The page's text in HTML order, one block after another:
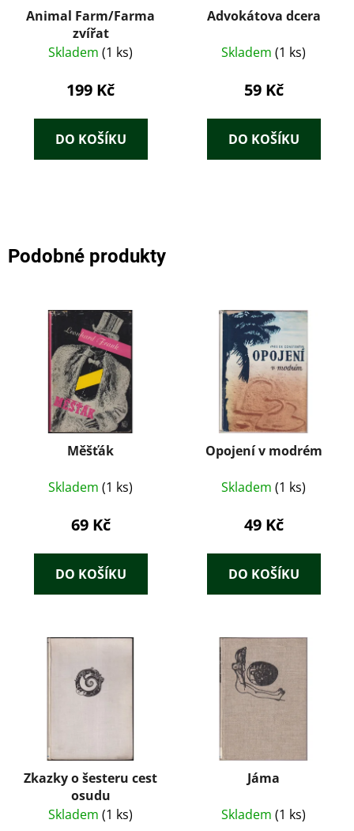
Animal Farm/Farma
zvířat
Skladem (1 ks)
199 Kč
DO KOŠÍKU
Advokátova dcera
Skladem (1 ks)
59 Kč
DO KOŠÍKU
Podobné produkty
Měšťák
Skladem (1 ks)
69 Kč
DO KOŠÍKU
Opojení v modrém
Skladem (1 ks)
49 Kč
DO KOŠÍKU
Zkazky o šesteru cest
osudu
Skladem (1 ks)
Jáma
Skladem (1 ks)